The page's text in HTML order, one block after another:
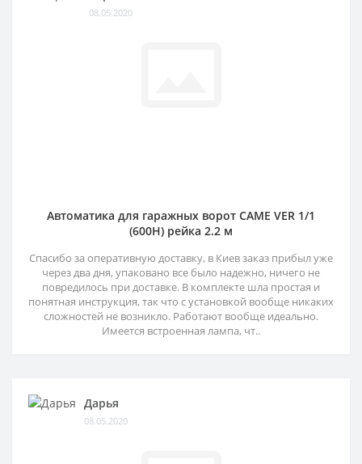
08.05.2020
Автоматика для гаражных ворот CAME VER 1/1
(600H) рейка 2.2 м
Спасибо за оперативную доставку, в Киев заказ прибыл уже
через два дня, упаковано все было надежно, ничего не
повредилось при доставке. В комплекте шла простая и
понятная инструкция, так что с установкой вообще никаких
сложностей не возникло. Работают вообще идеально.
Имеется встроенная лампа, чт..
Дарья
08.05.2020